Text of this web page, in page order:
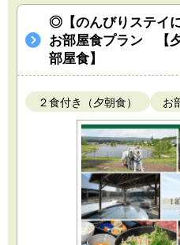
◎【のんびりステイ
お部屋食プラン 【
部屋食】
２食付き（夕朝食） お